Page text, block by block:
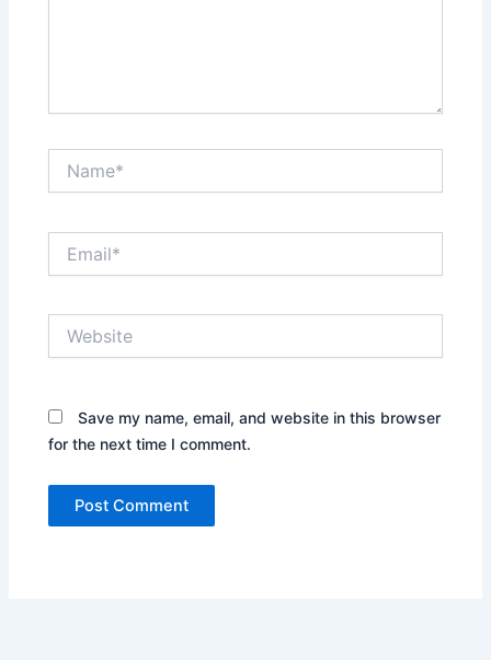
Save my name, email, and website in this browser
for the next time I comment.